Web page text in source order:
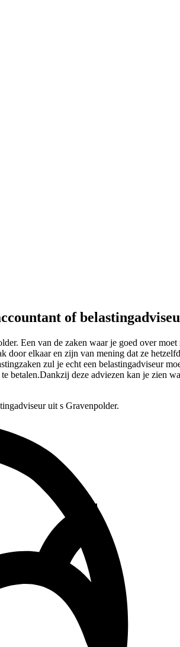
of
Een van de zaken waar je goed over
elkaar en zijn van mening dat ze
zul je echt een belastingadviseur
betalen.Dankzij deze adviezen kan je zien
uit s Gravenpolder.